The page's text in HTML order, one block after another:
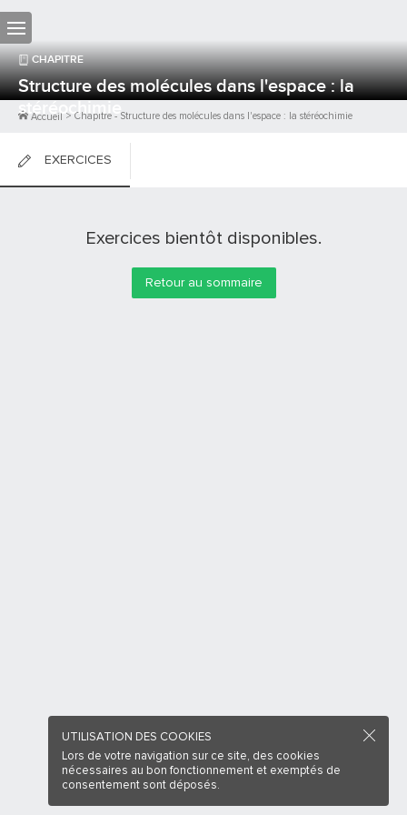
CHAPITRE
Structure des molécules dans l'espace : la
stéréochimie
Accueil > Chapitre - Structure des molécules dans l'espace : la stéréochimie
EXERCICES
Exercices bientôt disponibles.
Retour au sommaire
UTILISATION DES COOKIES
Lors de votre navigation sur ce site, des cookies
nécessaires au bon fonctionnement et exemptés de
consentement sont déposés.